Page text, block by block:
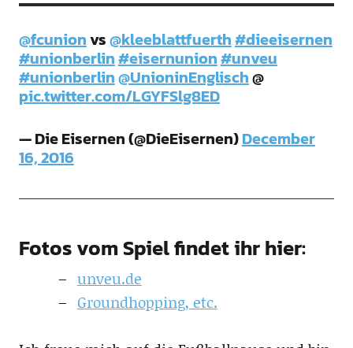
@fcunionvs@kleeblattfuerth#dieeisernen
#unionberlin#eisernunion#unveu
#unionberlin@UnioninEnglisch@
pic.twitter.com/LGYFSlg8ED
— Die Eisernen (@DieEisernen)December
16, 2016
Fotos vom Spiel findet ihr hier:
unveu.de
Groundhopping, etc.